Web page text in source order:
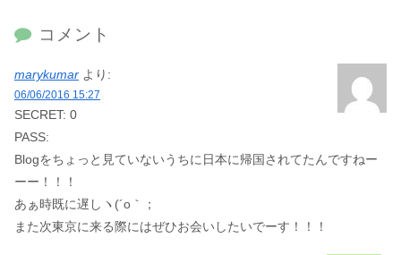
コメント
marykumar より:
06/06/2016 15:27
SECRET: 0
PASS:
Blogをちょっと見ていないうちに日本に帰国されてたんですねー
ーー！！！
あぁ時既に遅しヽ(´o｀；
また次東京に来る際にはぜひお会いしたいでーす！！！